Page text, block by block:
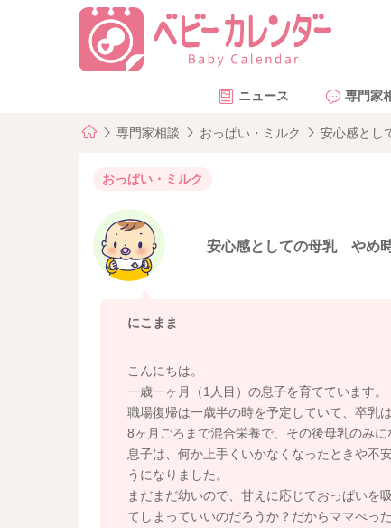
ニュース 専門家
専門家相談 おっぱい・ミルク 安心感とし
おっぱい・ミルク
安心感としての母乳 やめ
にこまま
こんにちは。
一歳一ヶ月（1人目）の息子を育てています。
職場復帰は一歳半の時を予定していて、卒乳
8ヶ月ごろまで混合栄養で、その後母乳のみ
息子は、何か上手くいかなくなったときや不
うになりました。
まだまだ幼いので、甘えに応じておっぱいを
てしまっていいのだろうか？だからママべっ